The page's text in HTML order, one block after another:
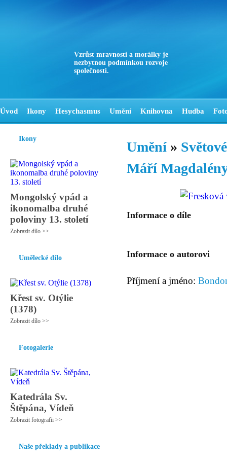
Vzrůst mravnosti a morálky je
nezbytnou podmínkou rozvoje
společnosti.
Úvod Ikony Hesychasmus Umění Knihovna Hudba
Ikony
Mongolský vpád a
ikonomalba druhé
poloviny 13. století
Zobrazit dílo >>
Umělecké dílo
Křest sv. Otýlie
(1378)
Zobrazit dílo >>
Fotogalerie
Katedrála Sv.
Štěpána, Vídeň
Zobrazit fotografii >>
Naše překlady a publikace
Umění »
Máří
Informace o díle
Informace o autorovi
Příjmení a jméno: